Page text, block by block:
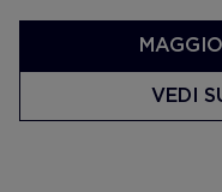
VEDI